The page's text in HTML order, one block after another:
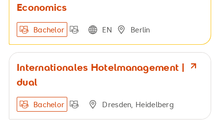
Economics
Bachelor EN Berlin
Internationales Hotelmanagement |
dual
Bachelor Dresden, Heidelberg